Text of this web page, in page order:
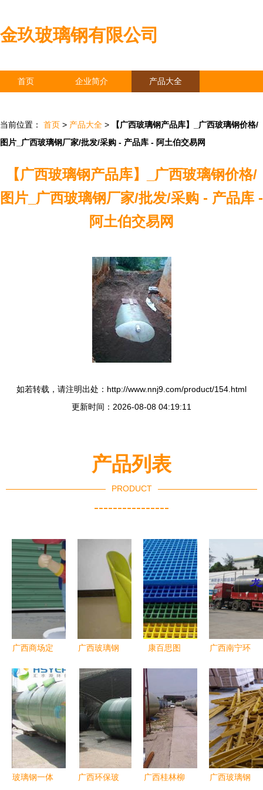
金玖玻璃钢有限公司
首页 企业简介 产品大全
当前位置： 首页 > 产品大全 >
【广西玻璃钢产品库】_广西玻璃钢价格/
图片_广西玻璃钢厂家/批发/采购 - 产品库 - 阿土伯交易网
【广西玻璃钢产品库】_广西玻璃钢价格/
图片_广西玻璃钢厂家/批发/采购 - 产品库 -
阿土伯交易网
如若转载，请注明出处：http://www.nnj9.com/product/154.html
更新时间：2026-08-08 04:19:11
产品列表
PRODUCT
----------------
广西商场定
玻璃钢雕塑
创意与商业
的完美结合
广西玻璃钢
家产品大图
展示
康百思图
璃钢格栅生
产厂家
广西南宁环
粪池有限责
任公司 专
业玻璃钢生
产供应商与
先锋品牌
玻璃钢一体 广西环保玻 广西桂林柳 广西玻璃钢